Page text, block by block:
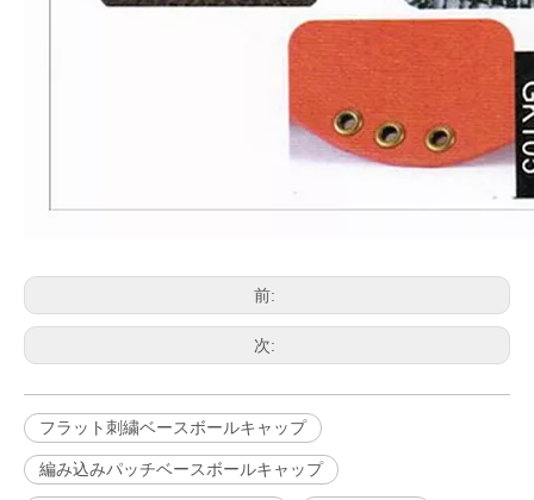
前:
次:
フラット刺繍ベースボールキャップ
編み込みパッチベースボールキャップ